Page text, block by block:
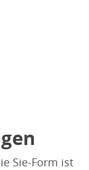
Sie-Form ist